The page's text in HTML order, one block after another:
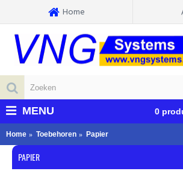
Home
0
MENU
Home Toebehoren Papier
PAPIER